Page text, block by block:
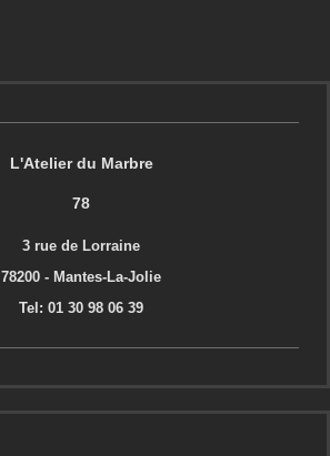
L'Atelier du Marbre
78
3 rue de Lorraine
78200 - Mantes-La-Jolie
Tel: 01 30 98 06 39